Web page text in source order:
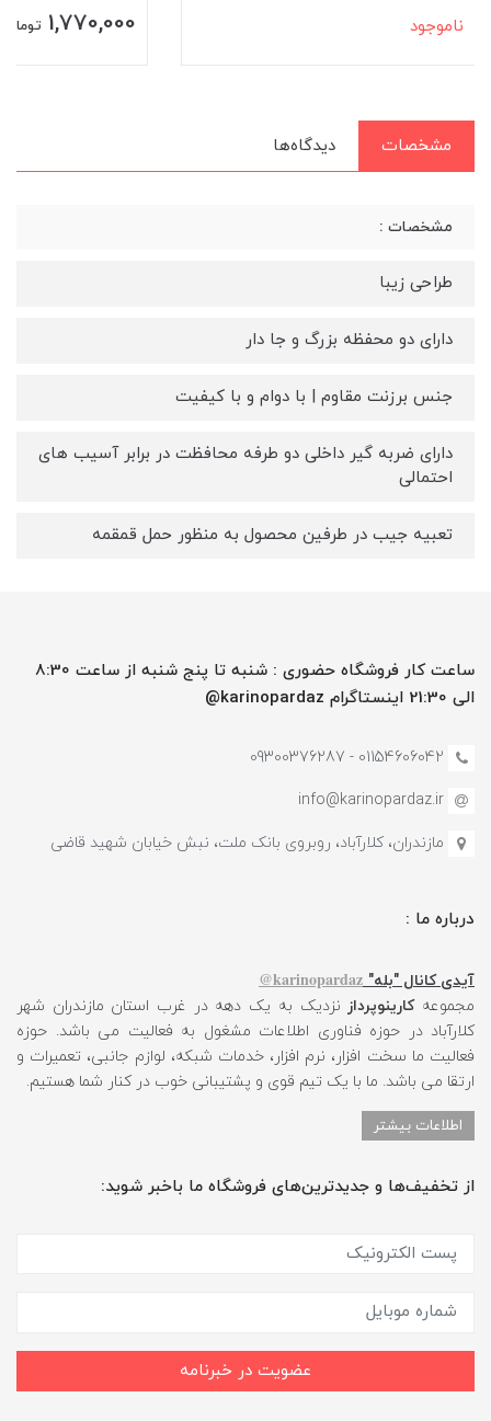
ناموجود 1,770,000 تومان
مشخصات دیدگاه‌ها
مشخصات :
طراحی زیبا
دارای دو محفظه بزرگ و جا دار
جنس برزنت مقاوم | با دوام و با کیفیت
دارای ضربه گیر داخلی دو طرفه محافظت در برابر آسیب های
احتمالی
تعبیه جیب در طرفین محصول به منظور حمل قمقمه
ساعت کار فروشگاه حضوری : شنبه تا پنج شنبه از ساعت 8:30
الی 21:30 اینستاگرام karinopardaz@
01154606042 - 09300376287
info@karinopardaz.ir
مازندران، کلارآباد، روبروی بانک ملت، نبش خیابان شهید قاضی
درباره ما :
آیدی کانال "بله" karinopardaz@
مجموعهکارینوپرداز نزدیک به یک دهه در غرب استان مازندران شهر
کلارآباد در حوزه فناوری اطلاعات مشغول به فعالیت می باشد. حوزه
فعالیت ما سخت افزار، نرم افزار، خدمات شبکه، لوازم جانبی، تعمیرات و
ارتقا می باشد. ما با یک تیم قوی و پشتیبانی خوب در کنار شما هستیم.
اطلاعات بیشتر
از تخفیف‌ها و جدیدترین‌های فروشگاه ما باخبر شوید:
عضویت در خبرنامه